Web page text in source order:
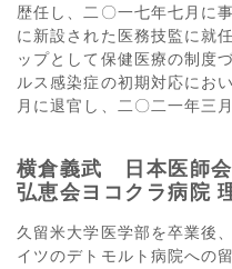
歴任し、二〇一七年七月に
に新設された医務技監に就
ップとして保健医療の制度
ルス感染症の初期対応にお
月に退官し、二〇二一年三
横倉義武 日本医師会
弘恵会ヨコクラ病院
久留米大学医学部を卒業後
イツのデトモルト病院への